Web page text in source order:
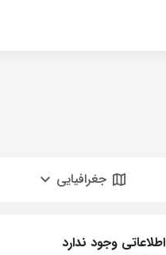
جغرافیایی
اطلاعاتی وجود ندارد